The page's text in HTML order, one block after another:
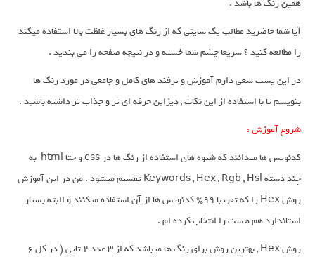
همین رنگ ها باشد .
آیا شما حاضرید مطالب یک سایتی که از رنگ های بسیار غلظت بالا استفاده میکند
را مطالعه کنید ؟ سریعا چشم شما خسته و در نتیجه صفحه را می بندید .
در این پست سعی دارم آموزش و ترفند های کامل و جامعی در مورد رنگ ها
بنویسم تا با استفاده از این نکات , دیزاین حرفه ای تر و جذاب تر داشته باشید .
شروع آموزش :
کدنویس ها میدانند که شیوه های استفاده از رنگ ها در css و حتا html به
چند دسته Keywords , Hex , Rgb , Hsl تقسیم میشود . من در این آموزش
روش Hex را که تقریبا 99% کدنویس ها از آن استفاده میکنند و البته بسیار
استاندارد هم هست را انتخاب کرده ام .
روش Hex , بهترین روش برای رنگ ها میباشد که از 3 عدد 2 تایی ( در کل 6